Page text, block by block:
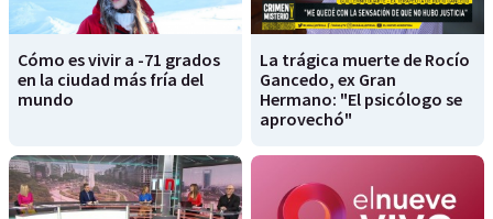
Cómo es vivir a -71 grados
en la ciudad más fría del
mundo
La trágica muerte de Rocío
Gancedo, ex Gran
Hermano: "El psicólogo se
aprovechó"